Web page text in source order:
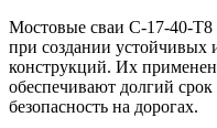
Мостовые сваи С-17-40-Т8
при создании
конструкций. Их
обеспечивают долгий
безопасность на дорогах.